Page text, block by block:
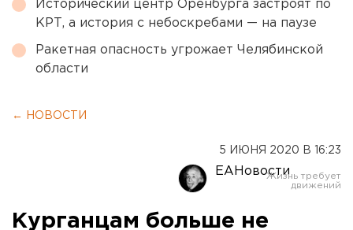
Исторический центр Оренбурга застроят по
КРТ, а история с небоскребами — на паузе
Ракетная опасность угрожает Челябинской
области
← НОВОСТИ
5 ИЮНЯ 2020 В 16:23
ЕАНовости
Курганцам больше не